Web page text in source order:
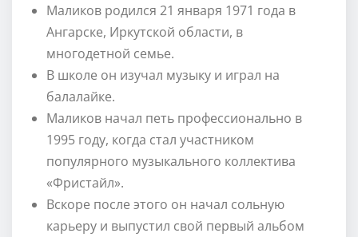
Маликов родился 21 января 1971 года в
Ангарске, Иркутской области, в
многодетной семье.
В школе он изучал музыку и играл на
балалайке.
Маликов начал петь профессионально в
1995 году, когда стал участником
популярного музыкального коллектива
«Фристайл».
Вскоре после этого он начал сольную
карьеру и выпустил свой первый альбом